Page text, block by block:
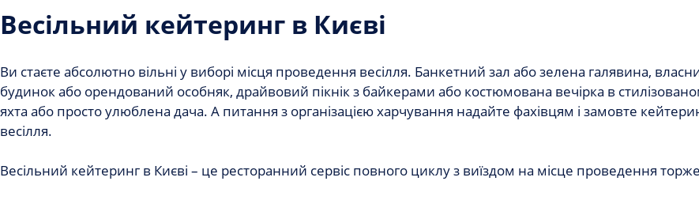
Весільний кейтеринг в Києві
Ви стаєте абсолютно вільні у виборі місця проведення весілля. Банкетний зал або зелена галявина,
будинок або орендований особняк, драйвовий пікнік з байкерами або костюмована вечірка в
яхта або просто улюблена дача. А питання з організацією харчування надайте фахівцям і замовте
весілля.
Весільний кейтеринг в Києві – це ресторанний сервіс повного циклу з виїздом на місце проведення